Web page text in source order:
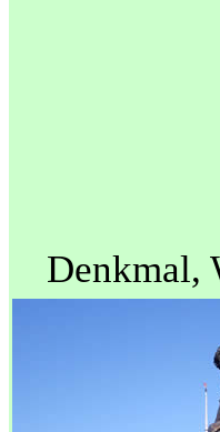
Denkmal,